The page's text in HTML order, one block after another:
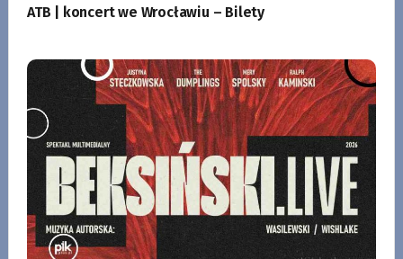
ATB | koncert we Wrocławiu – Bilety